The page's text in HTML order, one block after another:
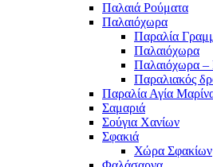
Παλαιά Ρούματα
Παλαιόχωρα
Παραλία
Παλαιόχωρα
Παλαιόχωρα –
Παραλιακός
Παραλία Αγία
Σαμαριά
Σούγια Χανίων
Σφακιά
Χώρα Σφακίων